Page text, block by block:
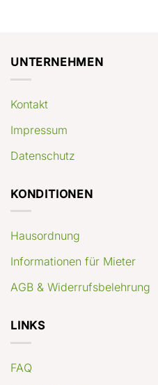
UNTERNEHMEN
Kontakt
Impressum
Datenschutz
KONDITIONEN
Hausordnung
Informationen für Mieter
AGB & Widerrufsbelehrung
LINKS
FAQ